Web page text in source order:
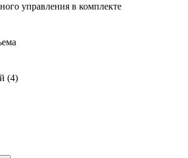
управления в комплекте
(4)